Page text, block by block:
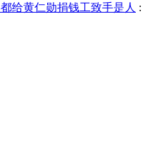
给黄仁勋捐钱工致手是人 :